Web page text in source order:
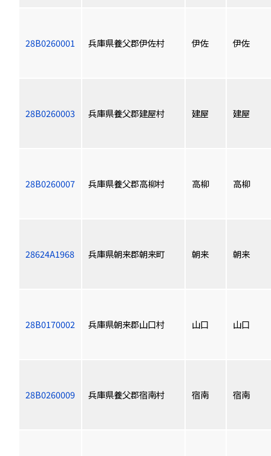
28B0260001 兵庫県養父郡伊佐村 伊佐 伊佐
28B0260003 兵庫県養父郡建屋村 建屋 建屋
28B0260007 兵庫県養父郡高柳村 高柳 高柳
28624A1968 兵庫県朝来郡朝来町 朝来 朝来
28B0170002 兵庫県朝来郡山口村 山口 山口
28B0260009 兵庫県養父郡宿南村 宿南 宿南